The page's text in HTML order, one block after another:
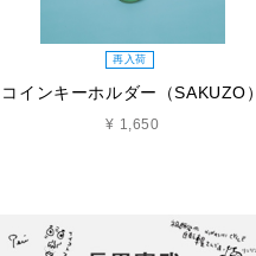
再入荷
コインキーホルダー（SAKUZO）
¥ 1,650